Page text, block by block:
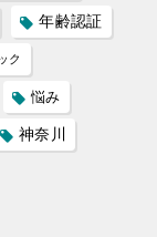
年齢認証
ク
悩み
神奈川